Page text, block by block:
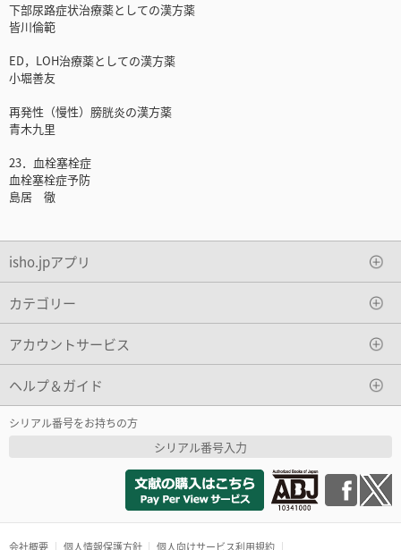
下部尿路症状治療薬としての漢方薬
皆川倫範
ED，LOH治療薬としての漢方薬
小堀善友
再発性（慢性）膀胱炎の漢方薬
青木九里
23．血栓塞栓症
血栓塞栓症予防
島居 徹
isho.jpアプリ
カテゴリー
アカウントサービス
ヘルプ＆ガイド
シリアル番号をお持ちの方
シリアル番号入力
会社概要 個人情報保護方針 個人向けサービス利用規約